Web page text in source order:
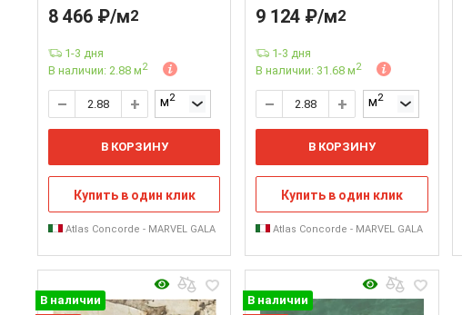
8 466 ₽/м2
1-3 дня
В наличии: 2.88 м2
м2
В КОРЗИНУ
Купить в один клик
Atlas Concorde - MARVEL GALA
9 124 ₽/м2
1-3 дня
В наличии: 31.68 м2
м2
В КОРЗИНУ
Купить в один клик
Atlas Concorde - MARVEL GALA
В наличии
В наличии